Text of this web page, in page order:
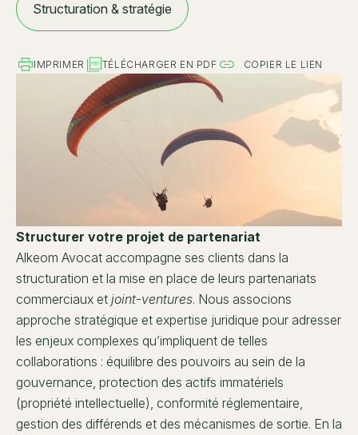
Structuration & stratégie
IMPRIMER TÉLÉCHARGER EN PDF COPIER LE LIEN
Structurer votre projet de partenariat
Alkeom Avocat accompagne ses clients dans la
structuration et la mise en place de leurs partenariats
commerciaux et joint-ventures. Nous associons
approche stratégique et expertise juridique pour adresser
les enjeux complexes qu’impliquent de telles
collaborations : équilibre des pouvoirs au sein de la
gouvernance, protection des actifs immatériels
(propriété intellectuelle), conformité réglementaire,
gestion des différends et des mécanismes de sortie. En la